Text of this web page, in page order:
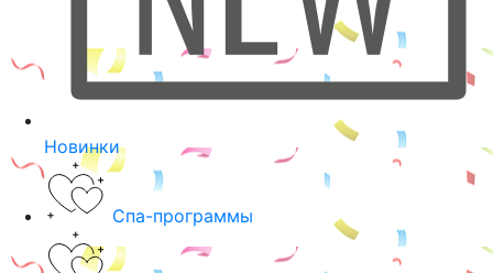
Новинки
Спа-программы